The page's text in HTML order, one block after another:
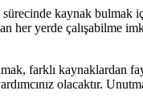
kaynak bulmak
her yerde çalışabilme
farklı kaynaklardan
olacaktır.